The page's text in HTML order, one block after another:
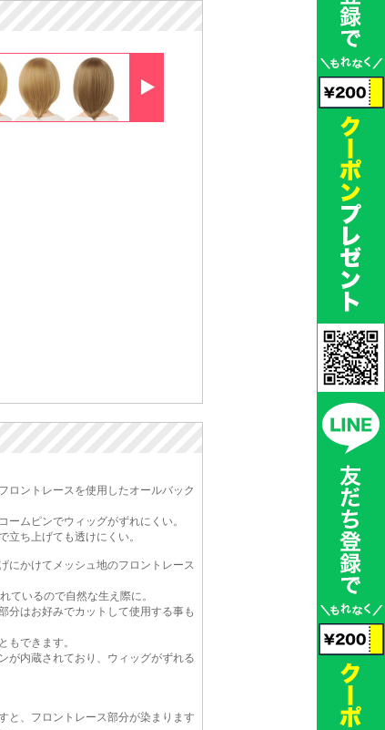
ロントレースを使用したオールバック
ームピンでウィッグがずれにくい。
立ち上げても透けにくい。
にかけてメッシュ地のフロントレース
ているので自然な生え際に。
分はお好みでカットして使用する事も
もできます。
が内蔵されており、ウィッグがずれる
と、フロントレース部分が染まります